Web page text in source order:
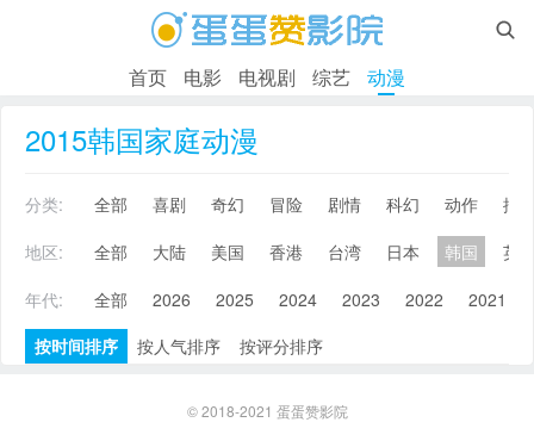

首页 电影 电视剧 综艺 动漫
2015韩国家庭动漫
分类: 全部 喜剧 奇幻 冒险 剧情 科幻 动作
搞
地区:
全部 大陆 美国 香港 台湾 日本 韩国
英
年代:
全部 2026 2025 2024 2023 2022 2021
按时间排序
按人气排序 按评分排序
© 2018-2021 蛋蛋赞影院